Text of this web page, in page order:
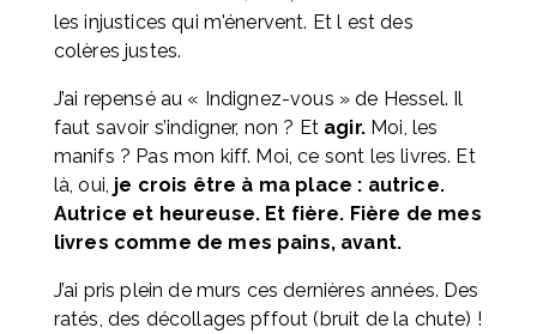
les injustices qui m'énervent. Et l est des
colères justes.
J’ai repensé au « Indignez-vous » de Hessel. Il
faut savoir s’indigner, non ? Et agir. Moi, les
manifs ? Pas mon kiff. Moi, ce sont les livres. Et
là, oui, je crois être à ma place : autrice.
Autrice et heureuse. Et fière. Fière de mes
livres comme de mes pains, avant.
J’ai pris plein de murs ces dernières années. Des
ratés, des décollages pffout (bruit de la chute) !